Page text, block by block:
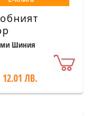
Шиния
ЛВ.